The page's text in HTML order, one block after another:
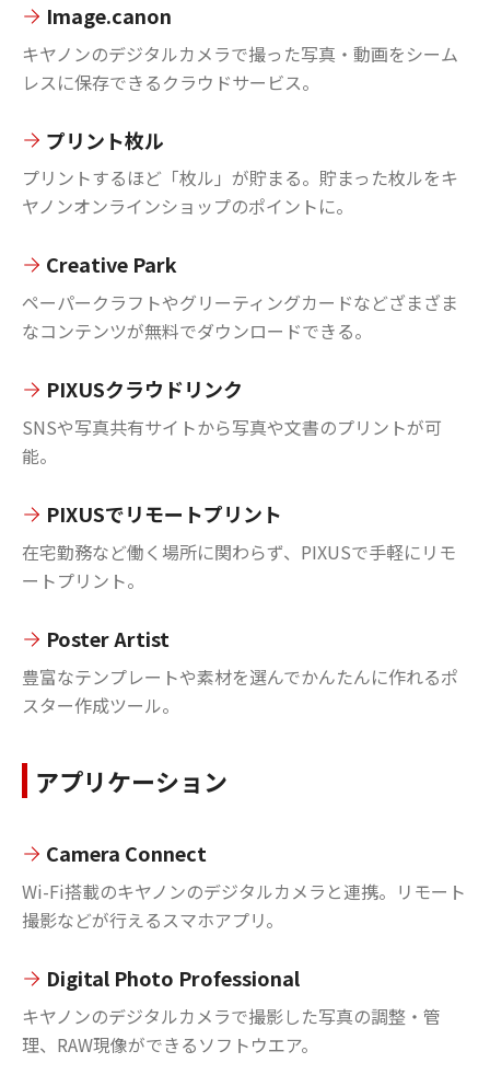
Image.canon
キヤノンのデジタルカメラで撮った写真・動画をシーム
レスに保存できるクラウドサービス。
プリント枚ル
プリントするほど「枚ル」が貯まる。貯まった枚ルをキ
ヤノンオンラインショップのポイントに。
Creative Park
ペーパークラフトやグリーティングカードなどざまざま
なコンテンツが無料でダウンロードできる。
PIXUSクラウドリンク
SNSや写真共有サイトから写真や文書のプリントが可
能。
PIXUSでリモートプリント
在宅勤務など働く場所に関わらず、PIXUSで手軽にリモ
ートプリント。
Poster Artist
豊富なテンプレートや素材を選んでかんたんに作れるポ
スター作成ツール。
アプリケーション
Camera Connect
Wi-Fi搭載のキヤノンのデジタルカメラと連携。リモート
撮影などが行えるスマホアプリ。
Digital Photo Professional
キヤノンのデジタルカメラで撮影した写真の調整・管
理、RAW現像ができるソフトウエア。